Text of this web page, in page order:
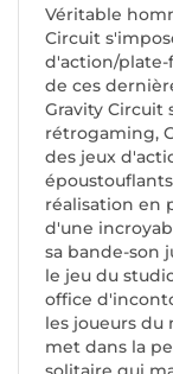
Véritable
Circuit
d'action/
de ces
Gravity Circuit
rétrogaming,
des jeux
réalisation en
d'une
sa bande-son
le jeu du
office
les joueurs du
met dans la